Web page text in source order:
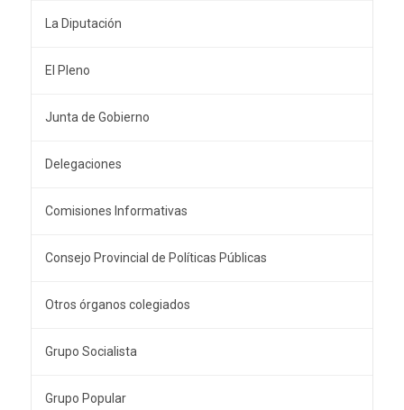
La Diputación
El Pleno
Junta de Gobierno
Delegaciones
Comisiones Informativas
Consejo Provincial de Políticas Públicas
Otros órganos colegiados
Grupo Socialista
Grupo Popular